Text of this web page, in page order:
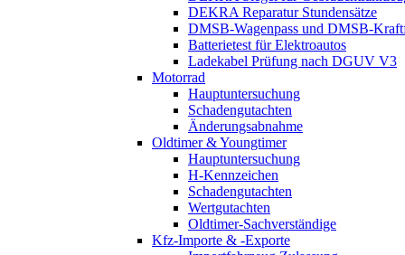
DEKRA Reparatur Stundensätze
DMSB-Wagenpass und DMSB-
Batterietest für Elektroautos
Ladekabel Prüfung nach DGUV V3
Motorrad
Hauptuntersuchung
Schadengutachten
Änderungsabnahme
Oldtimer & Youngtimer
Hauptuntersuchung
H-Kennzeichen
Schadengutachten
Wertgutachten
Oldtimer-Sachverständige
Kfz-Importe & -Exporte